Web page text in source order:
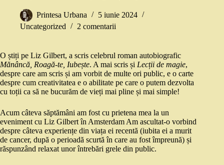
Printesa Urbana
5 iunie 2024
Uncategorized
2 comentarii
O știți pe Liz Gilbert, a scris celebrul roman autobiografic
Mănâncă, Roagă-te, Iubește. A mai scris și Lecții de magie,
despre care am scris și am vorbit de multe ori public, e o carte
despre cum creativitatea e o abilitate pe care o putem dezvolta
cu toții ca să ne bucurăm de vieți mai pline și mai simple!
Acum câteva săptămâni am fost cu prietena mea la un
eveniment cu Liz Gilbert în Amsterdam Am ascultat-o vorbind
despre câteva experiențe din viața ei recentă (iubita ei a murit
de cancer, după o perioadă scurtă în care au fost împreună) și
răspunzând relaxat unor întrebări grele din public.